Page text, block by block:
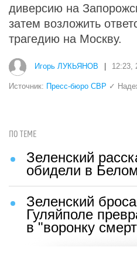
диверсию на
затем возложить
трагедию на Москву.
Игорь ЛУКЬЯНОВ 12:23,
Источник: Пресс-бюро СВР ✓
ПО ТЕМЕ
Зеленский
обидели в
Зеленский
Гуляйполе
в "воронку